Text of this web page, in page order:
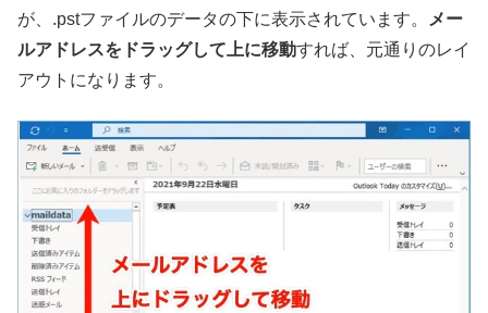
が、.pstファイルのデータの下に表示されています。
メー
ルアドレスをドラッグして上に移動すれば、元通りのレイ
アウトになります。